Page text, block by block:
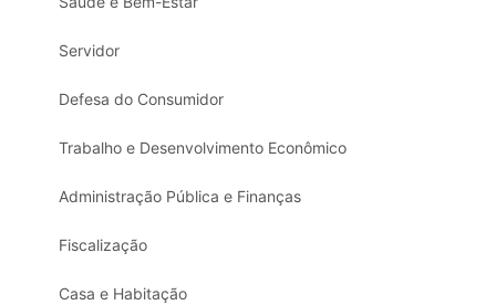
Servidor
Defesa do Consumidor
Trabalho e Desenvolvimento Econômico
Administração Pública e Finanças
Fiscalização
Casa e Habitação